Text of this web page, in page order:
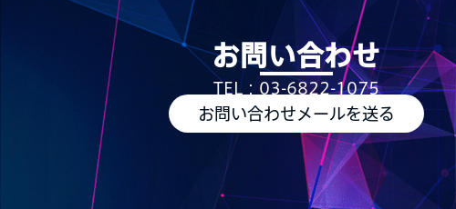
お問い合わせ
TEL：03-6822-1075
お問い合わせメールを送る